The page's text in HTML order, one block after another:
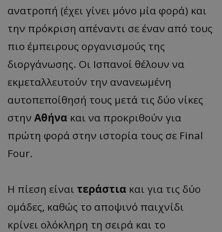
ανατροπή (έχει γίνει μόνο μία φορά) και
την πρόκριση απέναντι σε έναν από τους
πιο έμπειρους οργανισμούς της
διοργάνωσης. Οι Ισπανοί θέλουν να
εκμεταλλευτούν την ανανεωμένη
αυτοπεποίθησή τους μετά τις δύο νίκες
στην Αθήνα και να προκριθούν για
πρώτη φορά στην ιστορία τους σε Final
Four.
Η πίεση είναι τεράστια και για τις δύο
ομάδες, καθώς το αποψινό παιχνίδι
κρίνει ολόκληρη τη σειρά και το